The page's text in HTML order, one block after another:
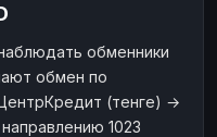
USD
обменники
обмен по
(тенге) →
1023